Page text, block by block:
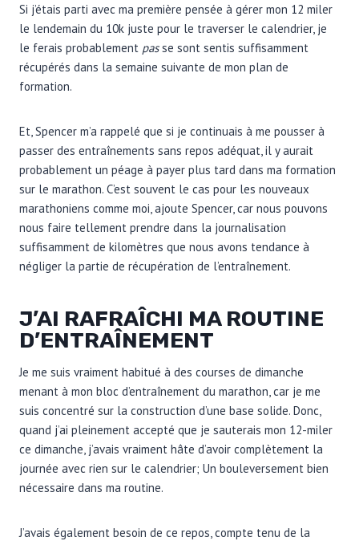
Si j’étais parti avec ma première pensée à gérer mon 12 miler
le lendemain du 10k juste pour le traverser le calendrier, je
le ferais probablement passe sont sentis suffisamment
récupérés dans la semaine suivante de mon plan de
formation.
Et, Spencer m’a rappelé que si je continuais à me pousser à
passer des entraînements sans repos adéquat, il y aurait
probablement un péage à payer plus tard dans ma formation
sur le marathon. C’est souvent le cas pour les nouveaux
marathoniens comme moi, ajoute Spencer, car nous pouvons
nous faire tellement prendre dans la journalisation
suffisamment de kilomètres que nous avons tendance à
négliger la partie de récupération de l’entraînement.
J’AI RAFRAÎCHI MA ROUTINE
D’ENTRAÎNEMENT
Je me suis vraiment habitué à des courses de dimanche
menant à mon bloc d’entraînement du marathon, car je me
suis concentré sur la construction d’une base solide. Donc,
quand j’ai pleinement accepté que je sauterais mon 12-miler
ce dimanche, j’avais vraiment hâte d’avoir complètement la
journée avec rien sur le calendrier; Un bouleversement bien
nécessaire dans ma routine.
J’avais également besoin de ce repos, compte tenu de la